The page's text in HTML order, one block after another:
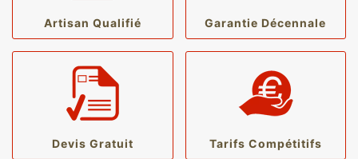
Artisan Qualifié Garantie Décennale
Devis Gratuit Tarifs Compétitifs